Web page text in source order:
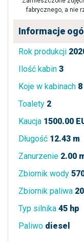
fabrycznego, a nie
Informacje
Rok produkcji
Ilość kabin 3
Koje w kabinach 8
Toalety 2
Kaucja 1500.00
Długość 12.43 m
Zanurzenie 2.00
Zbiornik wody
Zbiornik paliwa
Typ silnika 45 hp
Paliwo diesel